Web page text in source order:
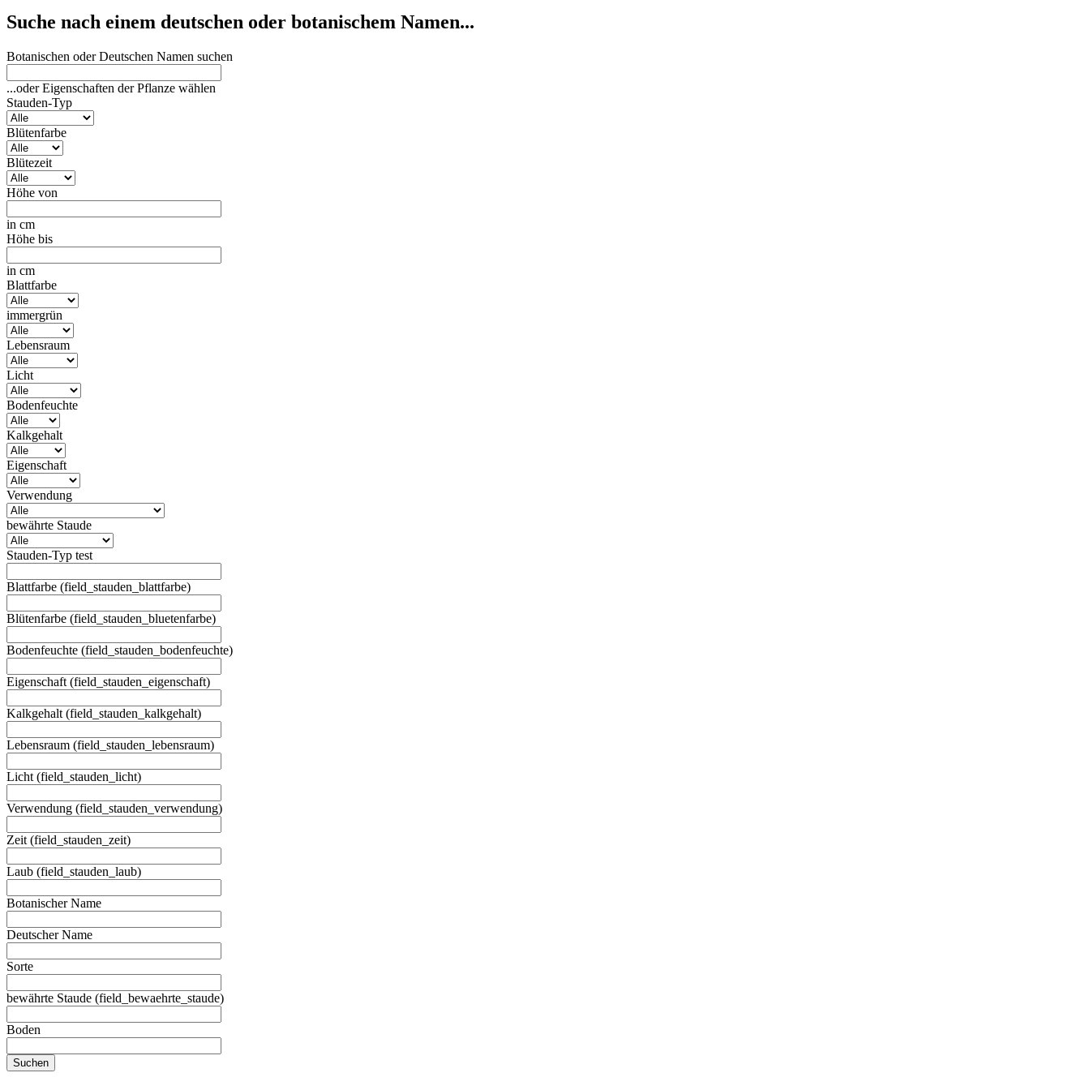
Suche nach einem deutschen oder botanischem Namen...
Botanischen oder Deutschen Namen suchen
...oder Eigenschaften der Pflanze wählen
Stauden-Typ
Blütenfarbe
Blütezeit
Höhe von
in cm
Höhe bis
in cm
Blattfarbe
immergrün
Lebensraum
Licht
Bodenfeuchte
Kalkgehalt
Eigenschaft
Verwendung
bewährte Staude
Stauden-Typ test
Blattfarbe (field_stauden_blattfarbe)
Blütenfarbe (field_stauden_bluetenfarbe)
Bodenfeuchte (field_stauden_bodenfeuchte)
Eigenschaft (field_stauden_eigenschaft)
Kalkgehalt (field_stauden_kalkgehalt)
Lebensraum (field_stauden_lebensraum)
Licht (field_stauden_licht)
Verwendung (field_stauden_verwendung)
Zeit (field_stauden_zeit)
Laub (field_stauden_laub)
Botanischer Name
Deutscher Name
Sorte
bewährte Staude (field_bewaehrte_staude)
Boden